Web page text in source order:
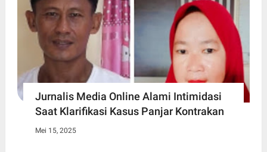
Jurnalis Media Online Alami Intimidasi
Saat Klarifikasi Kasus Panjar Kontrakan
Mei 15, 2025